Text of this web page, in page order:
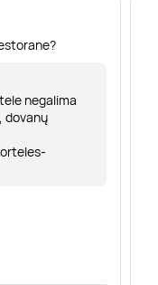
negalima
dovanų